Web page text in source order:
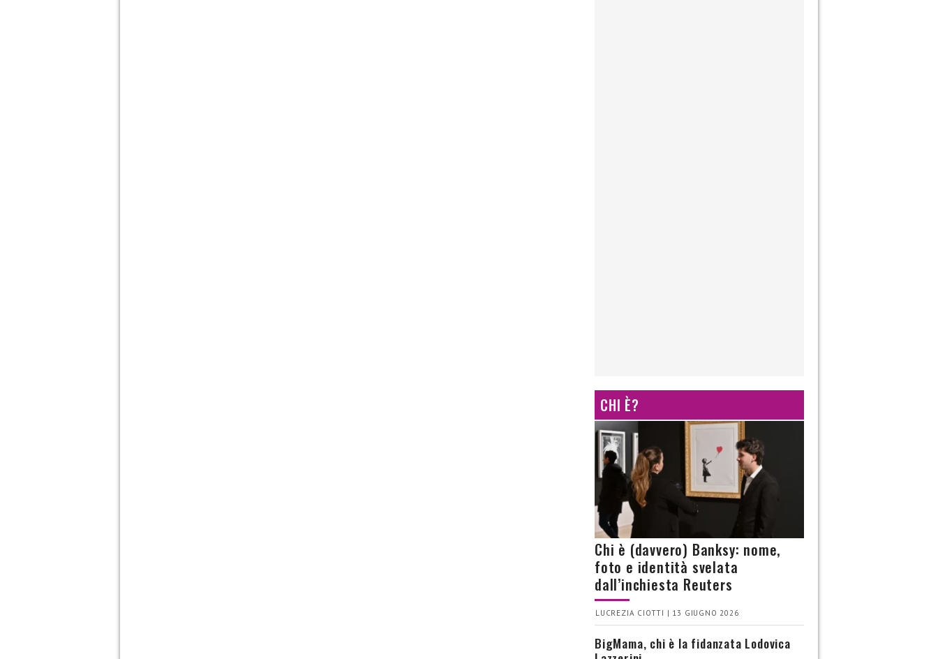
CHI È?
Chi è (davvero) Banksy: nome,
foto e identità svelata
dall’inchiesta Reuters
LUCREZIA CIOTTI | 13 GIUGNO 2026
BigMama, chi è la fidanzata Lodovica